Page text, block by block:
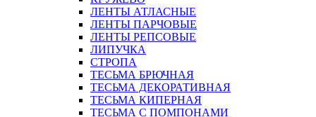
ЛЕНТЫ АТЛАСНЫЕ
ЛЕНТЫ ПАРЧОВЫЕ
ЛЕНТЫ РЕПСОВЫЕ
ЛИПУЧКА
СТРОПА
ТЕСЬМА БРЮЧНАЯ
ТЕСЬМА ДЕКОРАТИВНАЯ
ТЕСЬМА КИПЕРНАЯ
ТЕСЬМА С ПОМПОНАМИ